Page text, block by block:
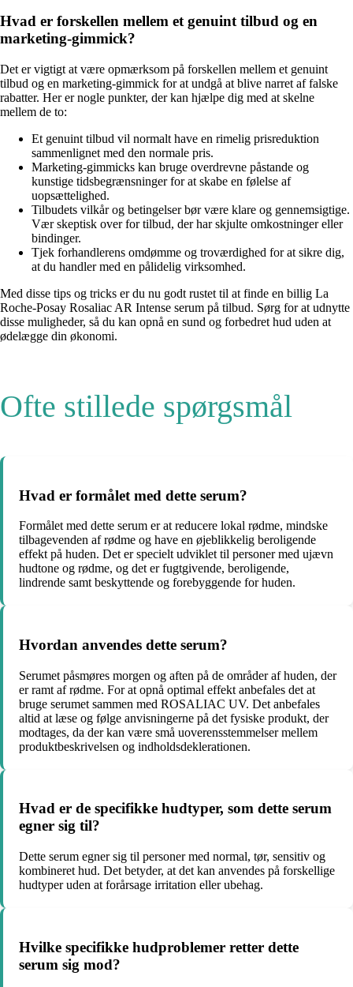
Hvad er forskellen mellem et genuint tilbud og en
marketing-gimmick?
Det er vigtigt at være opmærksom på forskellen mellem et genuint
tilbud og en marketing-gimmick for at undgå at blive narret af falske
rabatter. Her er nogle punkter, der kan hjælpe dig med at skelne
mellem de to:
Et genuint tilbud vil normalt have en rimelig prisreduktion
sammenlignet med den normale pris.
Marketing-gimmicks kan bruge overdrevne påstande og
kunstige tidsbegrænsninger for at skabe en følelse af
uopsættelighed.
Tilbudets vilkår og betingelser bør være klare og gennemsigtige.
Vær skeptisk over for tilbud, der har skjulte omkostninger eller
bindinger.
Tjek forhandlerens omdømme og troværdighed for at sikre dig,
at du handler med en pålidelig virksomhed.
Med disse tips og tricks er du nu godt rustet til at finde en billig La
Roche-Posay Rosaliac AR Intense serum på tilbud. Sørg for at udnytte
disse muligheder, så du kan opnå en sund og forbedret hud uden at
ødelægge din økonomi.
Ofte stillede spørgsmål
Hvad er formålet med dette serum?
Formålet med dette serum er at reducere lokal rødme, mindske
tilbagevenden af rødme og have en øjeblikkelig beroligende
effekt på huden. Det er specielt udviklet til personer med ujævn
hudtone og rødme, og det er fugtgivende, beroligende,
lindrende samt beskyttende og forebyggende for huden.
Hvordan anvendes dette serum?
Serumet påsmøres morgen og aften på de områder af huden, der
er ramt af rødme. For at opnå optimal effekt anbefales det at
bruge serumet sammen med ROSALIAC UV. Det anbefales
altid at læse og følge anvisningerne på det fysiske produkt, der
modtages, da der kan være små uoverensstemmelser mellem
produktbeskrivelsen og indholdsdeklerationen.
Hvad er de specifikke hudtyper, som dette serum
egner sig til?
Dette serum egner sig til personer med normal, tør, sensitiv og
kombineret hud. Det betyder, at det kan anvendes på forskellige
hudtyper uden at forårsage irritation eller ubehag.
Hvilke specifikke hudproblemer retter dette
serum sig mod?